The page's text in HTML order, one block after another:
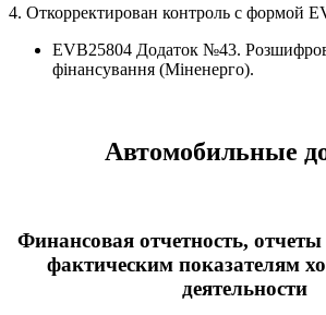
4. Откорректирован контроль с формой
EVB25804 Додаток №43.
фiнансування (Міненерго).
Автомобильные
Финансовая отчетность,
фактическим показателям
деятельности